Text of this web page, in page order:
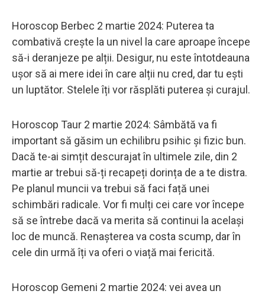
Horoscop Berbec 2 martie 2024: Puterea ta
combativă crește la un nivel la care aproape începe
să-i deranjeze pe alții. Desigur, nu este întotdeauna
ușor să ai mere idei în care alții nu cred, dar tu ești
un luptător. Stelele îți vor răsplăti puterea și curajul.
Horoscop Taur 2 martie 2024: Sâmbătă va fi
important să găsim un echilibru psihic și fizic bun.
Dacă te-ai simțit descurajat în ultimele zile, din 2
martie ar trebui să-ți recapeți dorința de a te distra.
Pe planul muncii va trebui să faci față unei
schimbări radicale. Vor fi mulți cei care vor începe
să se întrebe dacă va merita să continui la același
loc de muncă. Renașterea va costa scump, dar în
cele din urmă îți va oferi o viață mai fericită.
Horoscop Gemeni 2 martie 2024: vei avea un